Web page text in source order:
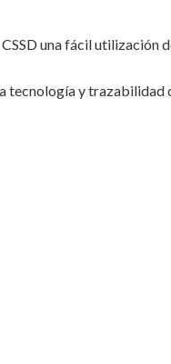
una fácil
tecnología y